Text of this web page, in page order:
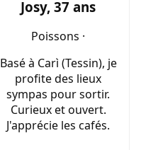
Josy, 37 ans
Poissons ·
Basé à Carì (Tessin), je
profite des lieux
sympas pour sortir.
Curieux et ouvert.
J'apprécie les cafés.